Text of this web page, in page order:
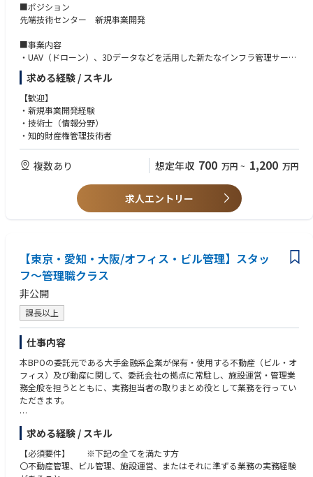
■ポジション
先端技術センター 新規事業開発
■事業内容
・UAV（ドローン）、3Dデータなどを活用した新たなインフラ管理サービ
スを開発
・点群データを3Dモデル化し鉄筋出来形を計測、また下水道管路調査デー
タからVRを構築して維持管理に活用するなど、不可視部のモデル化と維持
管理の効率化
・車載カメラや高密度レーザで取得した点群データから、トンネルの変状
を客観的に判定する技術開発
・知的財産の戦略立案
求める経験 / スキル
【歓迎】
・新規事業開発経験
・技術士（情報分野）
・知的財産権管理技術者
複数あり 想定年収 700 万円 ~ 1,200 万円
求人エントリー
【東京・愛知・大阪/オフィス・ビル管理】スタッ
フ～管理職クラス
非公開
課長以上
仕事内容
本BPOの委託元である大手金融系企業が保有・使用する不動産（ビル・オ
フィス）及び動産に関して、委託会社の拠点に常駐し、施設運営・管理業
務全般を担うとともに、実務担当者の取りまとめ役として業務を行ってい
ただきます。
ビル管理・テナント管理・賃借管理・オフィスサービスなどの受託業務に
ついて、自らも業務に関与しながら、実務の管理・進捗確認・関係者との
調整を担うポジションです。
求める経験 / スキル
【必須要件】 ※下記の全てを満たす方
〇不動産管理、ビル管理、施設運営、またはそれに準ずる業務の実務経験